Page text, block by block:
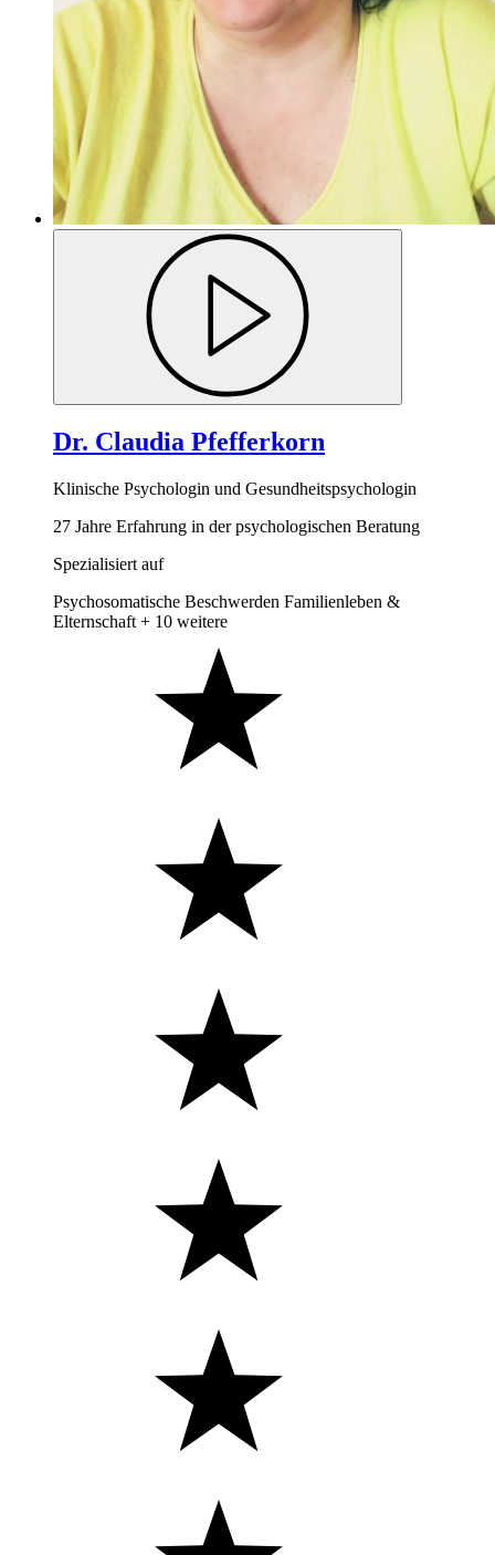
Dr. Claudia Pfefferkorn
Klinische Psychologin und Gesundheitspsychologin
27 Jahre Erfahrung in der psychologischen Beratung
Spezialisiert auf
Psychosomatische Beschwerden Familienleben &
Elternschaft + 10 weitere